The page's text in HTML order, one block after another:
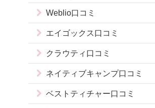
Weblio口コミ
エイゴックス口コミ
クラウティ口コミ
ネイティブキャンプ口コミ
ベストティチャー口コミ